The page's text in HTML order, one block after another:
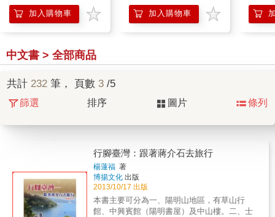
加入購物車 加入購物車
中文書 > 全部商品
共計 232 筆， 頁數 3 /5
篩選 排序 圖片 條列
行腳臺灣：跟著蔣介石去旅行
楊蓮福 著
博揚文化 出版
2013/10/17 出版
本書主要可分為一、陽明山地區，有草山行
館、中興賓館（陽明書屋）及中山樓。二、士